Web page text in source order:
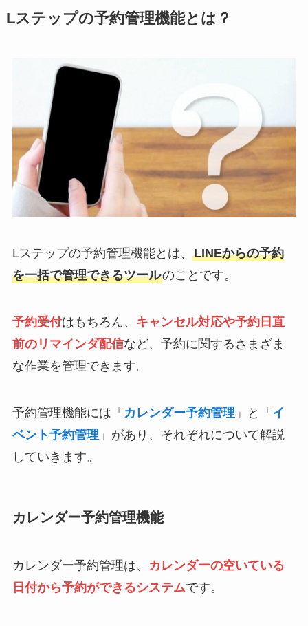
Lステップの予約管理機能とは？
Lステップの予約管理機能とは、 LINEからの予約
を一括で管理できるツールのことです。
予約受付はもちろん、 キャンセル対応や予約日直
前のリマインダ配信など、予約に関するさまざま
な作業を管理できます。
予約管理機能には「 カレンダー予約管理 」と「 イ
ベント予約管理 」があり、それぞれについて解説
していきます。
カレンダー予約管理機能
カレンダー予約管理は、
カレンダーの空いている
日付から予約ができるシステムです。